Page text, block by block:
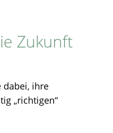
Zukunft
dabei, ihre
„richtigen“